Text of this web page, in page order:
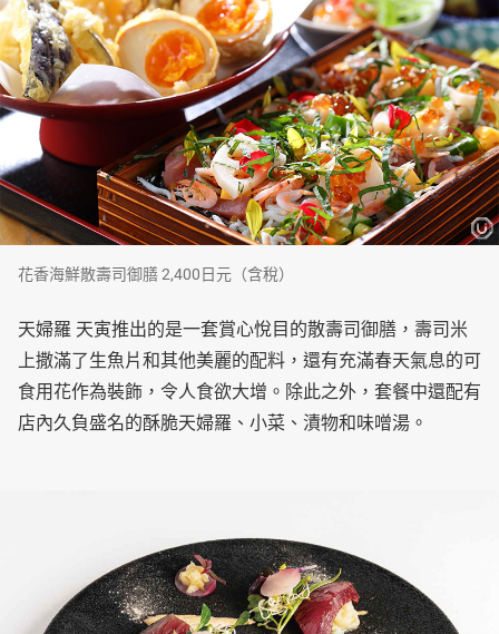
花香海鮮散壽司御膳 2,400日元（含稅）
天婦羅 天寅推出的是一套賞心悅目的散壽司御膳，壽司米
上撒滿了生魚片和其他美麗的配料，還有充滿春天氣息的可
食用花作為裝飾，令人食欲大增。除此之外，套餐中還配有
店內久負盛名的酥脆天婦羅、小菜、漬物和味噌湯。